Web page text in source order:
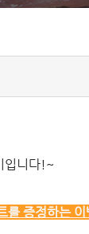
입니다!~
를 증정하는